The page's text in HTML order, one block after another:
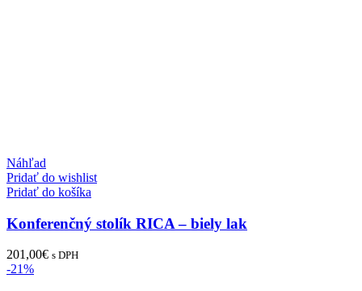
Náhľad
Pridať do wishlist
Pridať do košíka
Konferenčný stolík RICA – biely lak
201,00€ s DPH
-21%